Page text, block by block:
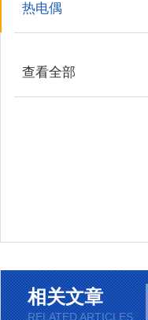
热电偶
查看全部
相关文章
RELATED ARTICLES